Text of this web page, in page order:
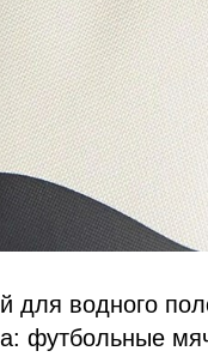
для водного
футбольные